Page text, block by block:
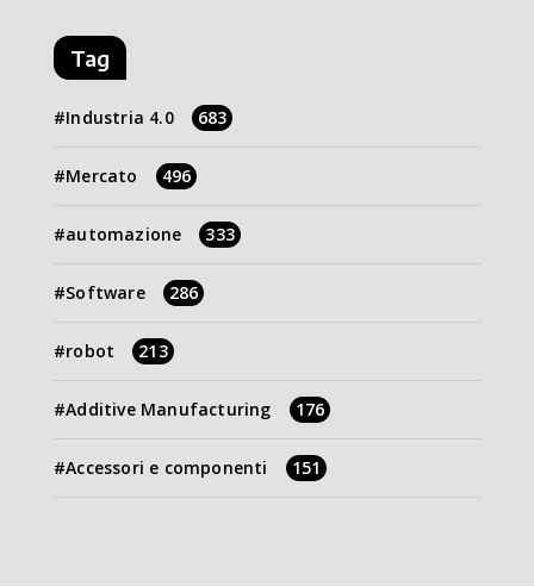
Tag
Industria 4.0 683
Mercato 496
automazione 333
Software 286
robot 213
Additive Manufacturing 176
Accessori e componenti 151